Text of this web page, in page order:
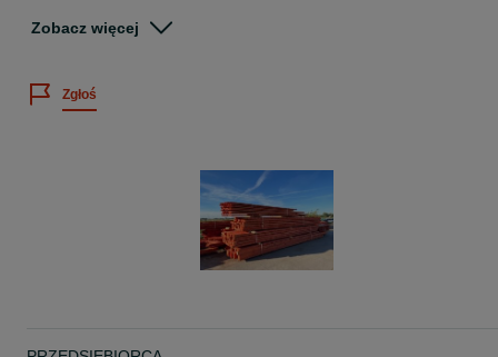
Możliwość strugania, suszenia i impregnacji ciśnieniowej.
Gwarancja jakości.
Szybka realizacja i wygodne formy płatności – gotówka lub
Zadzwoń – pomożemy i doradzimy.
Zobacz więcej
Zgłoś